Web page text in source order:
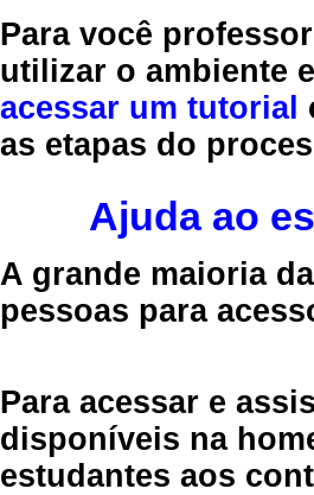
Para você
utilizar o ambiente
acessar um tutorial
as etapas do
Ajuda ao
A grande maioria
pessoas para
Para acessar e
disponíveis na
estudantes aos